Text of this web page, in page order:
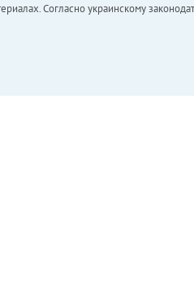
Согласно украинскому